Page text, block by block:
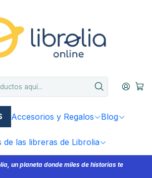
Accesorios y Regalos Blog
de las libreras de Librolia
un planeta donde miles de historias te